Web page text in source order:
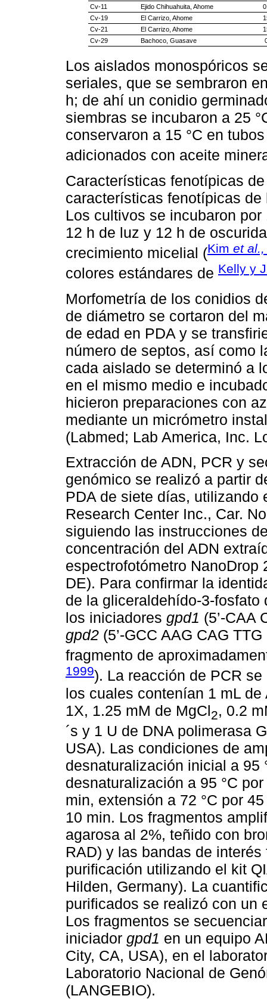
Cv-11
Ejido Chihuahuita, Ahome
Cv-19
El Carrizo, Ahome
Cv-21
El Carrizo, Ahome
Cv-29
Bachoco, Guasave
Los aislados monospóricos
seriales, que se sembraron
h; de ahí un conidio
siembras se incubaron a 25
conservaron a 15 °C en
adicionados con aceite
Características fenotípicas
características fenotípicas
Los cultivos se incubaron
12 h de luz y 12 h de
crecimiento micelial (Kim et al.,
colores estándares de Kelly y
Morfometría de los conidios
de diámetro se cortaron del
de edad en PDA y se
número de septos, así como
cada aislado se determinó a
en el mismo medio e
hicieron preparaciones con
mediante un micrómetro
(Labmed; Lab America, Inc.
Extracción de ADN, PCR y
genómico se realizó a partir
PDA de siete días, utilizando
Research Center Inc., Car.
siguiendo las instrucciones
concentración del ADN
espectrofotómetro
DE). Para confirmar la
de la gliceraldehído-3-fosfato
los iniciadores gpd1 (5’-CAA
gpd2 (5’-GCC AAG CAG
fragmento de
1999). La reacción de PCR
los cuales contenían 1 mL
1X, 1.25 mM de MgCl2, 0.2
´s y 1 U de DNA polimerasa
USA). Las condiciones de
desnaturalización inicial a 95
desnaturalización a 95 °C
min, extensión a 72 °C por
10 min. Los fragmentos
agarosa al 2%, teñido con
RAD) y las bandas de
purificación utilizando el kit
Hilden, Germany). La
purificados se realizó con un
Los fragmentos se
iniciador gpd1 en un equipo
City, CA, USA), en el
Laboratorio Nacional de
(LANGEBIO).